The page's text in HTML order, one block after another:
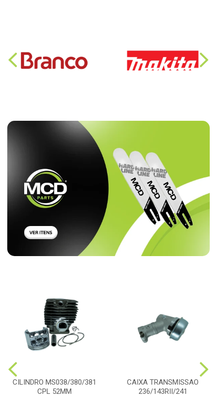
CILINDRO MS038/380/381
CPL 52MM
CAIXA TRANSMISSAO
236/143RII/241